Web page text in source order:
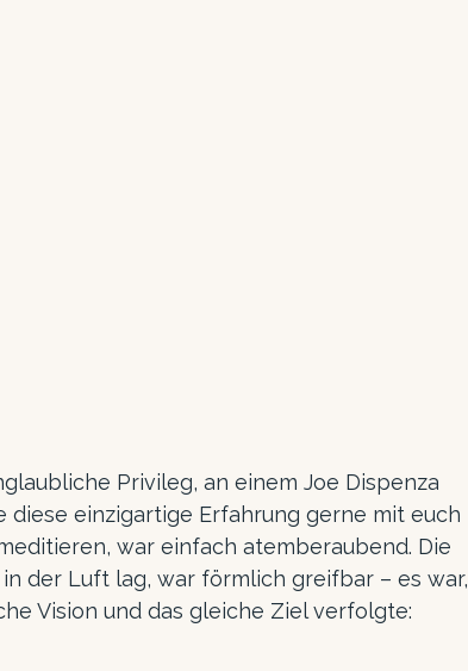
Privileg, an einem Joe Dispenza
einzigartige Erfahrung gerne mit euch
war einfach atemberaubend. Die
der Luft lag, war förmlich greifbar – es war,
Vision und das gleiche Ziel verfolgte: